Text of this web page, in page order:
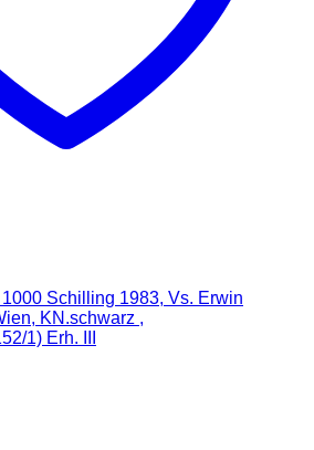
Schilling 1983, Vs. Erwin
KN.schwarz ,
1) Erh. III